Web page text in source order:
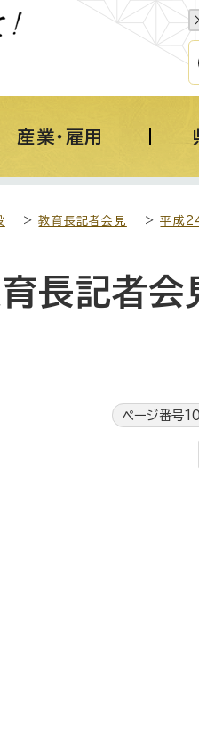
産業・雇用
>教育長記者会見 >平成
長記者会
ページ番号